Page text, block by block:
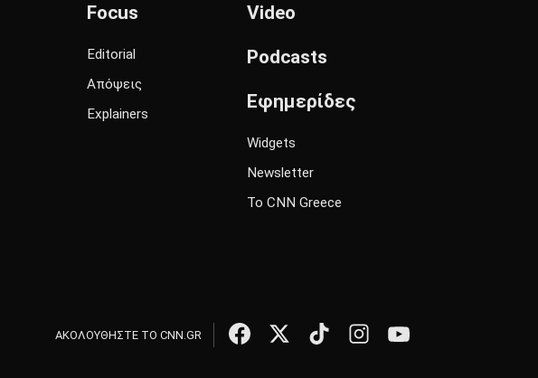
Focus
Editorial
Απόψεις
Explainers
Video
Podcasts
Εφημερίδες
Widgets
Newsletter
Το CNN Greece
ΑΚΟΛΟΥΘΗΣΤΕ ΤΟ CNN.GR